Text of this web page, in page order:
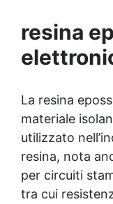
una finitura
da Usare:
stesura
aree. NON
resina
La resina
materiale
utilizzato
resina, nota
per circuiti
tra cui